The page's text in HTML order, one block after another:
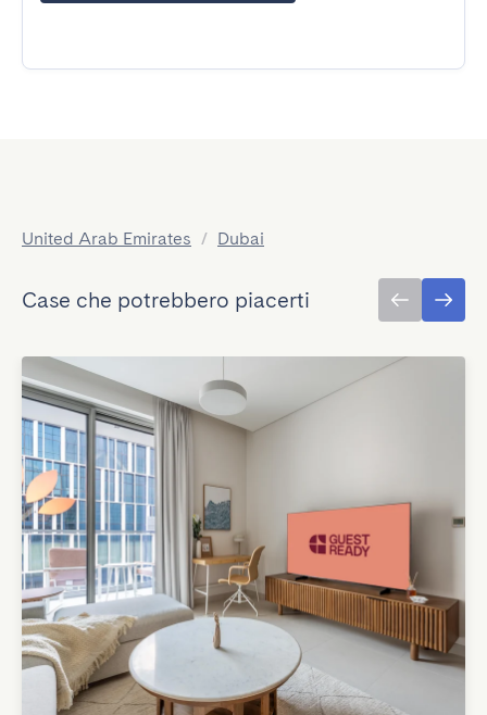
United Arab Emirates / Dubai
Case che potrebbero piacerti